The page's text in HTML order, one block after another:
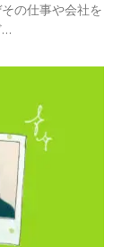
の仕事や会社を
…